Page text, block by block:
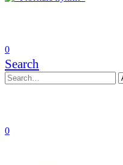
0
Search
0